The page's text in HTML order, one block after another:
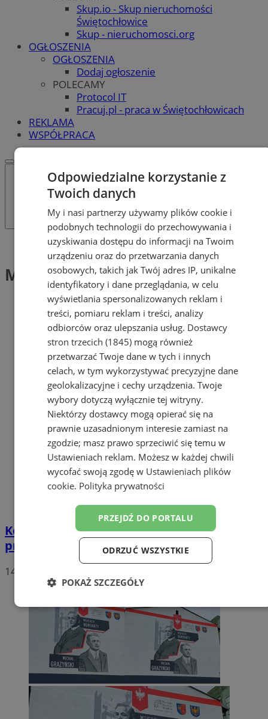
Skup.io - Skup nieruchomości
Świętochłowice
Skup - nieruchomosci.org
OGŁOSZENIA
OGŁOSZENIA
Dodaj ogłoszenie
POLECAMY
Protocol IT
Pracuj.pl - praca w Świętochłowicach
REKLAMA
WSPÓŁPRACA
Tag: Mural
Mural (2)
Kolejny mural w Świętochłowicach. Nowy
projekt na placu Słowiańskim w Lipinach
14
Odpowiedzialne korzystanie z
Twoich danych
My i nasi partnerzy używamy plików cookie i
podobnych technologii do przechowywania i
uzyskiwania dostępu do informacji na Twoim
urządzeniu oraz do przetwarzania danych
osobowych, takich jak Twój adres IP, unikalne
identyfikatory i dane przeglądania, w celu
wyświetlania spersonalizowanych reklam i
treści, pomiaru reklam i treści, analizy
odbiorców oraz ulepszania usług. Dostawcy
stron trzecich (1845) mogą również
przetwarzać Twoje dane w tych i innych
celach, w tym wykorzystywać precyzyjne dane
geolokalizacyjne i cechy urządzenia. Twoje
wybory dotyczą wyłącznie tej witryny.
Niektórzy dostawcy mogą opierać się na
prawnie uzasadnionym interesie zamiast na
zgodzie; masz prawo sprzeciwić się temu w
Ustawieniach reklam. Możesz w każdej chwili
wycofać swoją zgodę w Ustawieniach plików
cookie. Polityka prywatności
PRZEJDŹ DO PORTALU
ODRZUĆ WSZYSTKIE
POKAŻ SZCZEGÓŁY
Niezbędne Wydajność Targetowanie
Funkcjonalność